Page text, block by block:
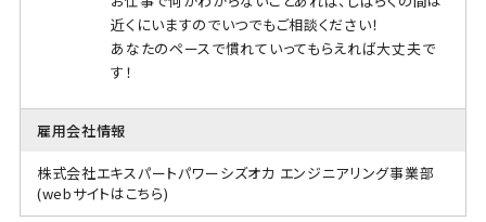
近くにいますのでいつでもご相談ください！
あなたのペースで慣れていってもらえれば大丈夫で
す！
雇用会社情報
株式会社エキスパートパワーシズオカ エンジニアリング事業部
(webサイトはこちら)